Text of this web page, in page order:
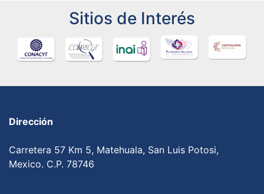
Sitios de Interés
Dirección
Carretera 57 Km 5, Matehuala, San Luis Potosi,
Mexico. C.P. 78746